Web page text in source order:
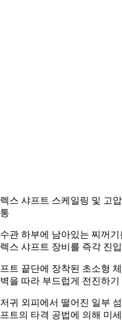
스 샤프트 스케일링 및 고
관 하부에 남아있는 찌꺼
스 샤프트 장비를 즉각 진
트 끝단에 장착된 초소형
을 따라 부드럽게 전진하
귀 외피에서 떨어진 일부
트의 타격 공법에 의해 미